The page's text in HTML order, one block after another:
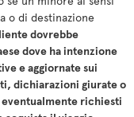
o di destinazione
dovrebbe
dove ha intenzione
e aggiornate sui
dichiarazioni giurate o
richiesti